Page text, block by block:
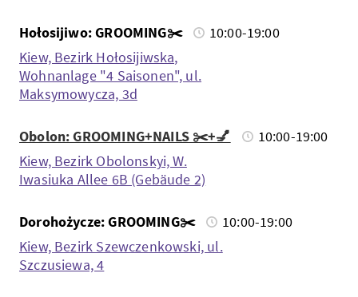
Hołosijiwo: GROOMING✂️
10:00-19:00
Kiew, Bezirk Hołosijiwska,
Wohnanlage "4 Saisonen", ul.
Maksymowycza, 3d
Obolon: GROOMING+NAILS ✂️+💅
10:00-19:00
Kiew, Bezirk Obolonskyi, W.
Iwasiuka Allee 6B (Gebäude 2)
Dorohożycze: GROOMING✂️
10:00-19:00
Kiew, Bezirk Szewczenkowski, ul.
Szczusiewa, 4